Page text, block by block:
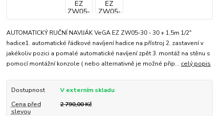
AUTOMATICKÝ RUČNÍ NAVIJÁK VeGA EZ ZW05-30 - 30 + 1,5m 1/2"
hadice1. automatické řádkové navíjení hadice na přístroj 2. zastavení v
jakékoliv pozici a pomalé automatické navíjení zpět 3. montáž na stěnu s
pomocí montážní konzole ( nebo alternativně je možné přip... celý popis
Dostupnost
V externím skladu
Cena před
slevou
2 790,00 Kč